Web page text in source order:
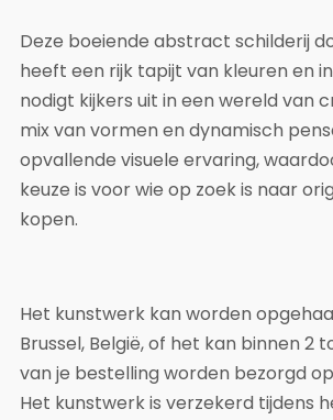
Deze boeiende abstract schilderij
heeft een rijk tapijt van kleuren en
nodigt kijkers uit in een wereld van
mix van vormen en dynamisch
opvallende visuele ervaring,
keuze is voor wie op zoek is naar
kopen.
Het kunstwerk kan worden
Brussel, België, of het kan binnen 2
van je bestelling worden bezorgd
Het kunstwerk is verzekerd tijdens